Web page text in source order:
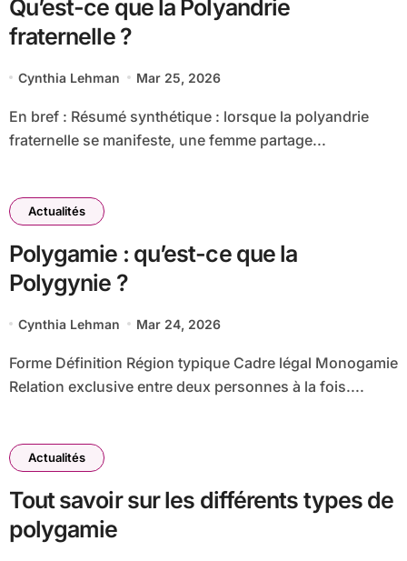
Qu’est-ce que la Polyandrie
fraternelle ?
Cynthia Lehman Mar 25, 2026
En bref : Résumé synthétique : lorsque la polyandrie
fraternelle se manifeste, une femme partage...
Actualités
Polygamie : qu’est-ce que la
Polygynie ?
Cynthia Lehman Mar 24, 2026
Forme Définition Région typique Cadre légal Monogamie
Relation exclusive entre deux personnes à la fois....
Actualités
Tout savoir sur les différents types de
polygamie